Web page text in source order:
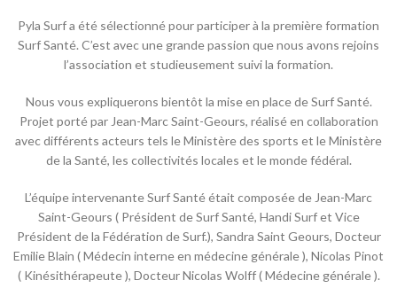
Pyla Surf a été sélectionné pour participer à la première formation
Surf Santé. C’est avec une grande passion que nous avons rejoins
l’association et studieusement suivi la formation.
Nous vous expliquerons bientôt la mise en place de Surf Santé.
Projet porté par Jean-Marc Saint-Geours, réalisé en collaboration
avec différents acteurs tels le Ministère des sports et le Ministère
de la Santé, les collectivités locales et le monde fédéral.
L’équipe intervenante Surf Santé était composée de Jean-Marc
Saint-Geours ( Président de Surf Santé, Handi Surf et Vice
Président de la Fédération de Surf.), Sandra Saint Geours, Docteur
Emilie Blain ( Médecin interne en médecine générale ), Nicolas Pinot
( Kinésithérapeute ), Docteur Nicolas Wolff ( Médecine générale ).